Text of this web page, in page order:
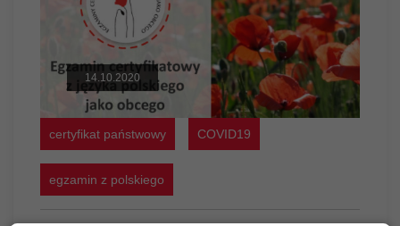
14.10.2020
certyfikat państwowy COVID19
egzamin z polskiego